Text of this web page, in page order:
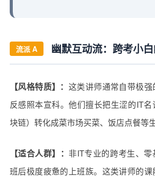
流派 A 幽默互动流：跨考小
【风格特质】： 这类讲师通常自带极
反感照本宣科。他们擅长把生涩的IT
块链）转化成菜市场买菜、饭店点餐等
【适合人群】： 非IT专业的跨考生、
班后极度疲惫的上班族。这类讲师的